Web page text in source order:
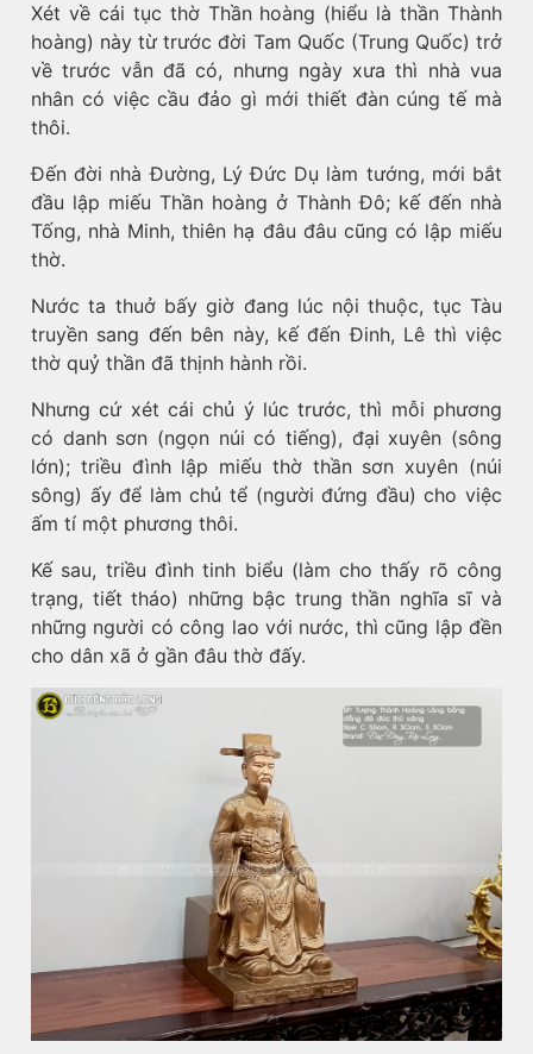
Xét về cái tục thờ Thần hoàng (hiểu là thần Thành
hoàng) này từ trước đời Tam Quốc (Trung Quốc) trở
về trước vẫn đã có, nhưng ngày xưa thì nhà vua
nhân có việc cầu đảo gì mới thiết đàn cúng tế mà
thôi.
Đến đời nhà Đường, Lý Đức Dụ làm tướng, mới bắt
đầu lập miếu Thần hoàng ở Thành Đô; kế đến nhà
Tống, nhà Minh, thiên hạ đâu đâu cũng có lập miếu
thờ.
Nước ta thuở bấy giờ đang lúc nội thuộc, tục Tàu
truyền sang đến bên này, kế đến Đinh, Lê thì việc
thờ quỷ thần đã thịnh hành rồi.
Nhưng cứ xét cái chủ ý lúc trước, thì mỗi phương
có danh sơn (ngọn núi có tiếng), đại xuyên (sông
lớn); triều đình lập miếu thờ thần sơn xuyên (núi
sông) ấy để làm chủ tể (người đứng đầu) cho việc
ấm tí một phương thôi.
Kế sau, triều đình tinh biểu (làm cho thấy rõ công
trạng, tiết tháo) những bậc trung thần nghĩa sĩ và
những người có công lao với nước, thì cũng lập đền
cho dân xã ở gần đâu thờ đấy.